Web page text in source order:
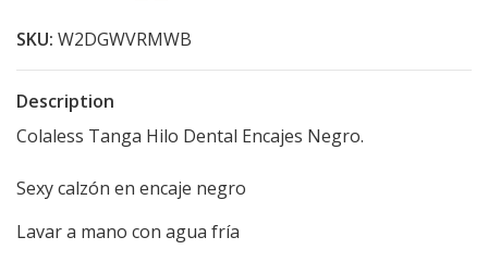
SKU: W2DGWVRMWB
Description
Colaless Tanga Hilo Dental Encajes Negro.
Sexy calzón en encaje negro
Lavar a mano con agua fría